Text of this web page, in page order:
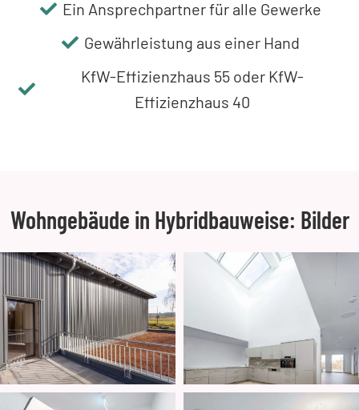
Ein Ansprechpartner für alle Gewerke
Gewährleistung aus einer Hand
KfW-Effizienzhaus 55 oder KfW-
Effizienzhaus 40
Wohngebäude in Hybridbauweise: Bilder